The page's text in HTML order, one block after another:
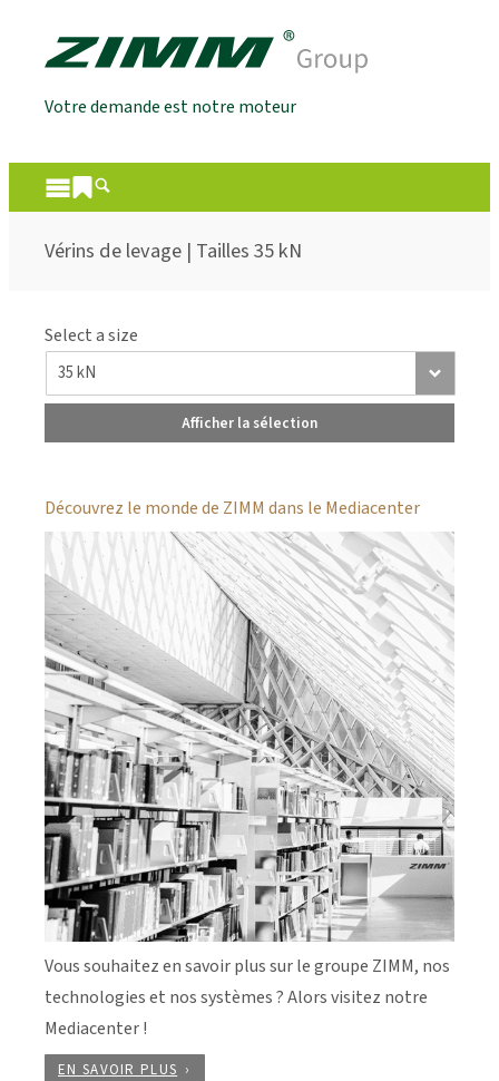
Votre demande est notre moteur
Vérins de levage | Tailles 35 kN
Select a size
Afficher la sélection
Découvrez le monde de ZIMM dans le Mediacenter
Vous souhaitez en savoir plus sur le groupe ZIMM, nos
technologies et nos systèmes ? Alors visitez notre
Mediacenter !
EN SAVOIR PLUS